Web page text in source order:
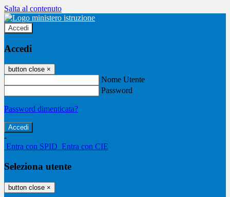
Salta al contenuto
Accedi
Accedi
button close ×
Nome Utente
Password
Password dimenticata?
-
Entra con SPID Entra con CIE
Seleziona utente
button close ×